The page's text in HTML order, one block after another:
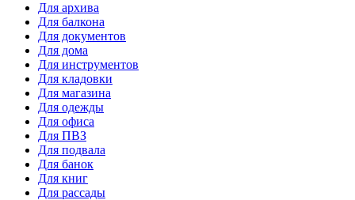
Для архива
Для балкона
Для документов
Для дома
Для инструментов
Для кладовки
Для магазина
Для одежды
Для офиса
Для ПВЗ
Для подвала
Для банок
Для книг
Для рассады